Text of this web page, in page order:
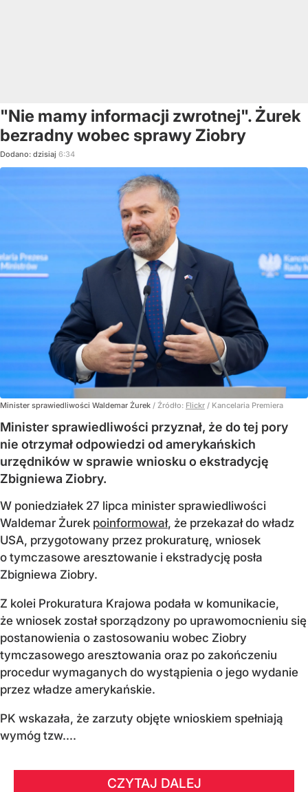
"Nie mamy informacji zwrotnej". Żurek
bezradny wobec sprawy Ziobry
Dodano: dzisiaj 6:34
Minister sprawiedliwości Waldemar Żurek / Źródło: Flickr / Kancelaria Premiera
Minister sprawiedliwości przyznał, że do tej pory
nie otrzymał odpowiedzi od amerykańskich
urzędników w sprawie wniosku o ekstradycję
Zbigniewa Ziobry.
W poniedziałek 27 lipca minister sprawiedliwości
Waldemar Żurek poinformował, że przekazał do władz
USA, przygotowany przez prokuraturę, wniosek
o tymczasowe aresztowanie i ekstradycję posła
Zbigniewa Ziobry.
Z kolei Prokuratura Krajowa podała w komunikacie,
że wniosek został sporządzony po uprawomocnieniu się
postanowienia o zastosowaniu wobec Ziobry
tymczasowego aresztowania oraz po zakończeniu
procedur wymaganych do wystąpienia o jego wydanie
przez władze amerykańskie.
PK wskazała, że zarzuty objęte wnioskiem spełniają
wymóg tzw....
CZYTAJ DALEJ